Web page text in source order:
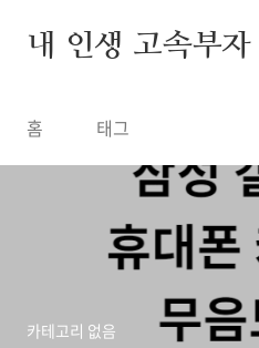
내 인생 고속부자
홈 태그
카테고리 없음